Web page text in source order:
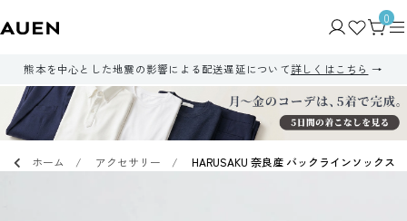
0
熊本を中心とした地震の影響による配送遅延について詳しくはこちら
ホーム アクセサリー HARUSAKU 奈良産 バックラインソックス